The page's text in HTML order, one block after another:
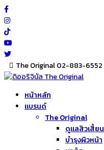
Skip
to
content
The Original 02-883-6552
หน้าหลัก
แบรนด์
The Original
ดูแลสิวเสี้ยน
บำรุงผิวหน้า